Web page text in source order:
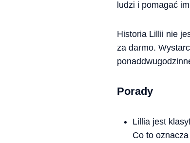
ludzi i pomagać
Historia Lillii nie
za darmo.
Porady
Lillia jest
Co to